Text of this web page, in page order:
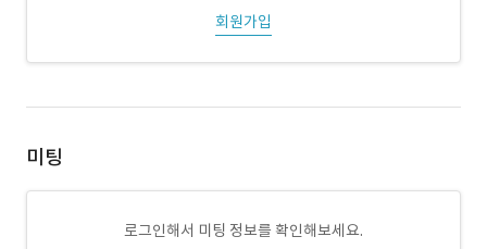
회원가입
미팅
로그인해서 미팅 정보를 확인해보세요.